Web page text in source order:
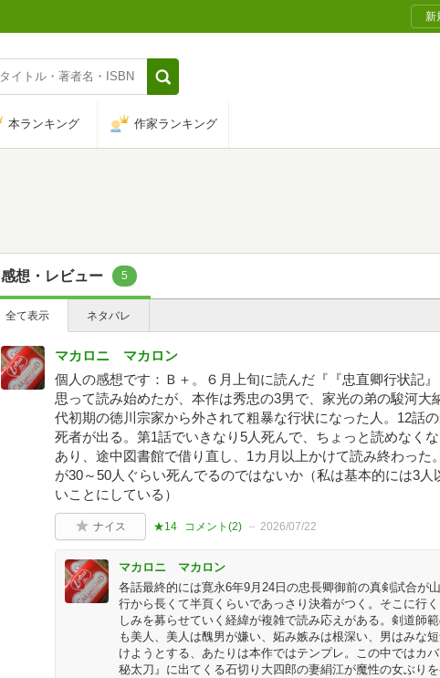
新
本ランキング 作家ランキング
感想・レビュー 5
全て表示 ネタバレ
マカロニ マカロン
個人の感想です：Ｂ＋。６月上旬に読んだ『『忠直卿行状記
思って読み始めたが、本作は秀忠の3男で、家光の弟の駿河大
代初期の徳川宗家から外されて粗暴な行状になった人。12話
死者が出る。第1話でいきなり5人死んで、ちょっと読めなく
あり、途中図書館で借り直し、1カ月以上かけて読み終わった
が30～50人ぐらい死んでるのではないか（私は基本的には3人
いことにしている）
ナイス ★14 コメント(2) 2026/07/22
マカロニ マカロン
各話最終的には寛永6年9月24日の忠長卿御前の真剣試合が
行から長くて半頁くらいであっさり決着がつく。そこに行
しみを募らせていく経緯が複雑で読み応えがある。剣道師
も美人、美人は醜男が嫌い、妬み嫉みは根深い、男はみな
けようとする、あたりは本作ではテンプレ。この中ではカ
秘太刀』に出てくる石切り大四郎の妻絹江が魔性の女ぶり